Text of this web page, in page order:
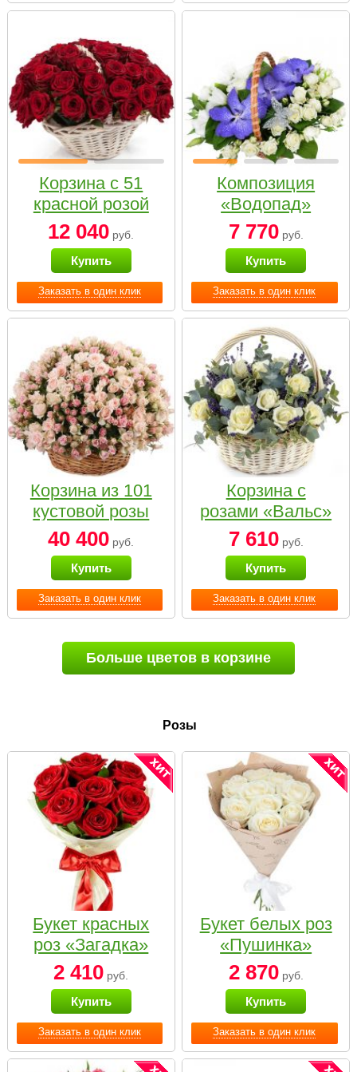
Заказать в один клик
Корзина с 51
красной розой
12 040 руб.
Купить
Заказать в один клик
Композиция
«Водопад»
7 770руб.
Купить
Заказать в один клик
Корзина из 101
кустовой розы
нежных тонов
40 400 руб.
Купить
Заказать в один клик
Корзина с
розами «Вальс»
7 610руб.
Купить
Больше цветов в корзине
Розы
Заказать в один клик
Букет красных
роз «Загадка»
2 410 руб.
Купить
Заказать в один клик
Букет белых роз
«Пушинка»
2 870руб.
Купить